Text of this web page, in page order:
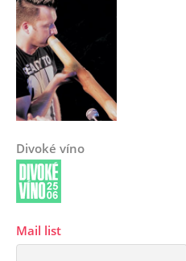
Divoké víno
Mail list